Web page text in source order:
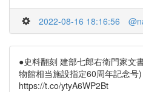
2022-08-16 18:16:56
●史料翻刻 建部七郎右衛門家文
物館相当施設指定60周年記念号)
https://t.co/ytyA6WP2Bt